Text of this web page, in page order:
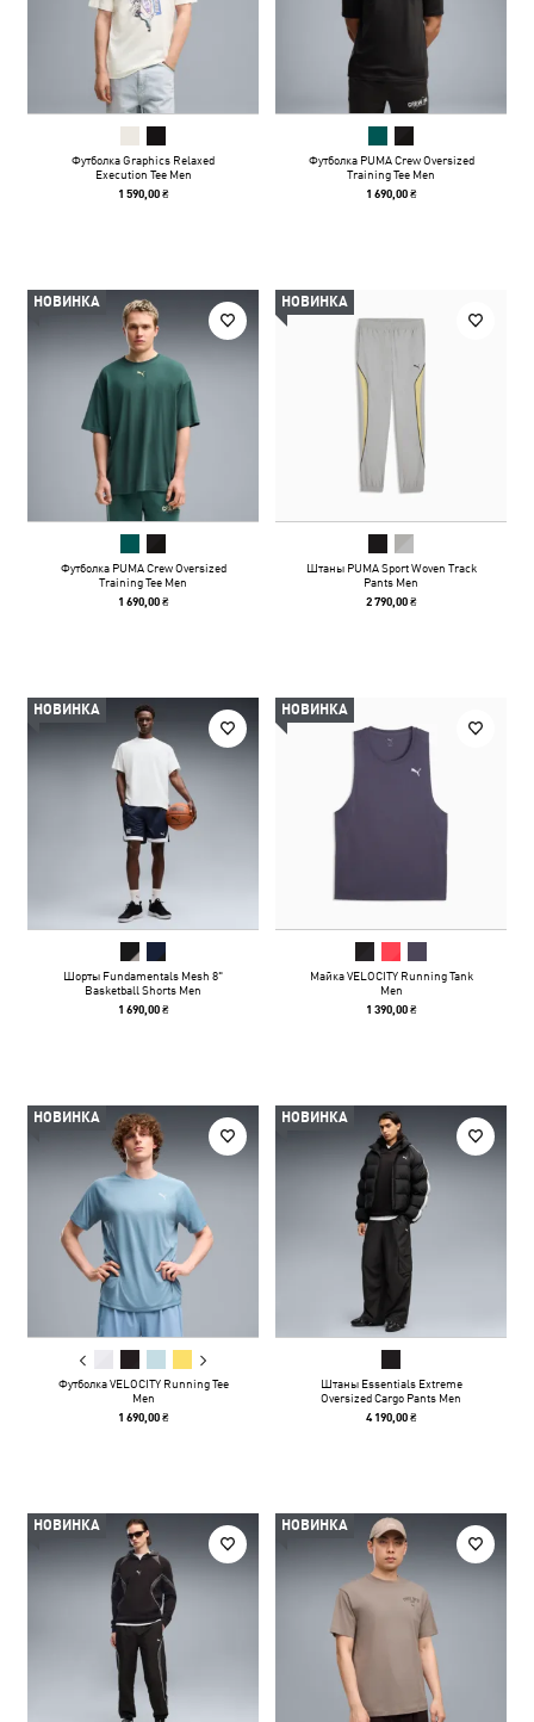
Футболка Graphics Relaxed
Execution Tee Men
1 590,00 ₴
Футболка PUMA Crew Oversized
Training Tee Men
1 690,00 ₴
НОВИНКА
Футболка PUMA Crew Oversized
Training Tee Men
1 690,00 ₴
НОВИНКА
Штаны PUMA Sport Woven Track
Pants Men
2 790,00 ₴
НОВИНКА
Шорты Fundamentals Mesh 8"
Basketball Shorts Men
1 690,00 ₴
НОВИНКА
Майка VELOCITY Running Tank
Men
1 390,00 ₴
НОВИНКА
Футболка VELOCITY Running Tee
Men
1 690,00 ₴
НОВИНКА
Штаны Essentials Extreme
Oversized Cargo Pants Men
4 190,00 ₴
НОВИНКА НОВИНКА